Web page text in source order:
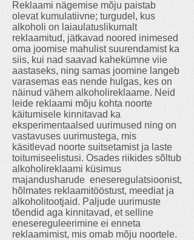
Reklaami nägemise mõju paistab
olevat kumulatiivne; turgudel, kus
alkoholi on laiaulatuslikumalt
reklaamitud, jätkavad noored inimesed
oma joomise mahulist suurendamist ka
siis, kui nad saavad kahekümne viie
aastaseks, ning samas joomine langeb
varasemas eas nende hulgas, kes on
näinud vähem alkoholireklaame. Neid
leide reklaami mõju kohta noorte
käitumisele kinnitavad ka
eksperimentaalsed uurimused ning on
vastavuses uurimustega, mis
käsitlevad noorte suitsetamist ja laste
toitumiseelistusi. Osades riikides sõltub
alkoholireklaami küsimus
majandusharude eneseregulatsioonist,
hõlmates reklaamitööstust, meediat ja
alkoholitootjaid. Paljude uurimuste
tõendid aga kinnitavad, et selline
enesereguleerimine ei enneta
reklaamimist, mis omab mõju noortele.